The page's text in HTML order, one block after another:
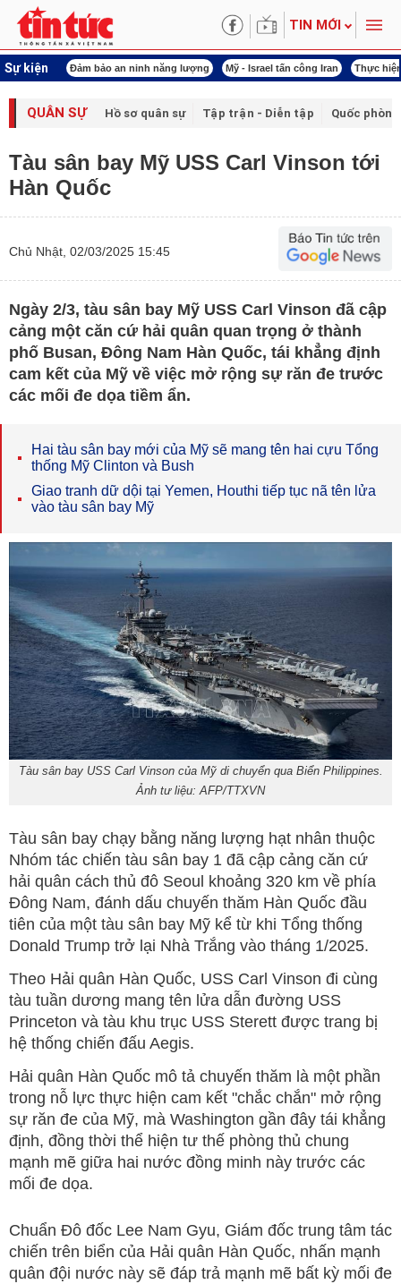
TIN MỚI
Sự kiện
khóa XVI Đảm bảo an ninh năng lượng Mỹ - Israel tấn công Iran Thực
QUÂN SỰ Hồ sơ quân sự Tập trận - Diễn tập Quốc phòng
Tàu sân bay Mỹ USS Carl Vinson tới
Hàn Quốc
Chủ Nhật, 02/03/2025 15:45
Ngày 2/3, tàu sân bay Mỹ USS Carl Vinson đã cập
cảng một căn cứ hải quân quan trọng ở thành
phố Busan, Đông Nam Hàn Quốc, tái khẳng định
cam kết của Mỹ về việc mở rộng sự răn đe trước
các mối đe dọa tiềm ẩn.
Hai tàu sân bay mới của Mỹ sẽ mang tên hai cựu Tổng
thống Mỹ Clinton và Bush
Giao tranh dữ dội tại Yemen, Houthi tiếp tục nã tên lửa
vào tàu sân bay Mỹ
Tàu sân bay USS Carl Vinson của Mỹ di chuyển qua Biển Philippines.
Ảnh tư liệu: AFP/TTXVN
Tàu sân bay chạy bằng năng lượng hạt nhân thuộc
Nhóm tác chiến tàu sân bay 1 đã cập cảng căn cứ
hải quân cách thủ đô Seoul khoảng 320 km về phía
Đông Nam, đánh dấu chuyến thăm Hàn Quốc đầu
tiên của một tàu sân bay Mỹ kể từ khi Tổng thống
Donald Trump trở lại Nhà Trắng vào tháng 1/2025.
Theo Hải quân Hàn Quốc, USS Carl Vinson đi cùng
tàu tuần dương mang tên lửa dẫn đường USS
Princeton và tàu khu trục USS Sterett được trang bị
hệ thống chiến đấu Aegis.
Hải quân Hàn Quốc mô tả chuyến thăm là một phần
trong nỗ lực thực hiện cam kết "chắc chắn" mở rộng
sự răn đe của Mỹ, mà Washington gần đây tái khẳng
định, đồng thời thể hiện tư thế phòng thủ chung
mạnh mẽ giữa hai nước đồng minh này trước các
mối đe dọa.
Chuẩn Đô đốc Lee Nam Gyu, Giám đốc trung tâm tác
chiến trên biển của Hải quân Hàn Quốc, nhấn mạnh
quân đội nước này sẽ đáp trả mạnh mẽ bất kỳ mối đe